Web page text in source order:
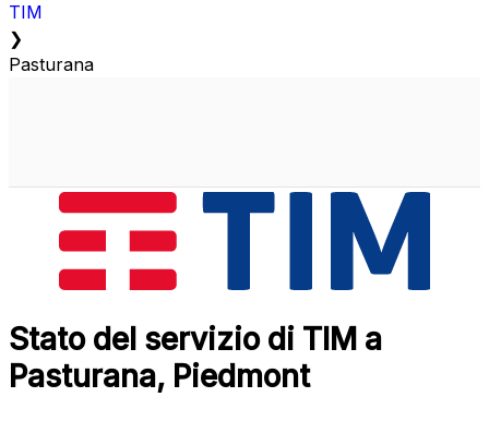
TIM
❯
Pasturana
Stato del servizio di TIM a
Pasturana, Piedmont